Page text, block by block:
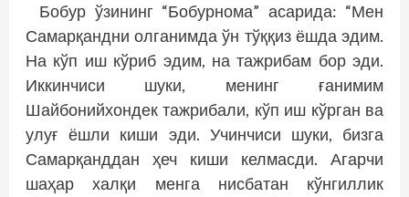
Бобур ўзининг “Бобурнома” асарида: “Мен
Самарқандни олганимда ўн тўққиз ёшда эдим.
На кўп иш кўриб эдим, на таж­рибам бор эди.
Иккинчиси шуки, менинг ғанимим
Шайбонийхондек тажрибали, кўп иш кўрган ва
улуғ ёшли киши эди. Учинчиси шуки, бизга
Самарқанддан ҳеч киши келмасди. Агарчи
шаҳар халқи менга нисбатан кўнгиллик